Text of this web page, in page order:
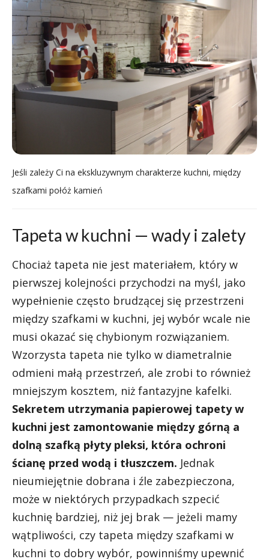
Jeśli zależy Ci na ekskluzywnym charakterze kuchni, między
szafkami połóż kamień
Tapeta w kuchni — wady i zalety
Chociaż tapeta nie jest materiałem, który w
pierwszej kolejności przychodzi na myśl, jako
wypełnienie często brudzącej się przestrzeni
między szafkami w kuchni, jej wybór wcale nie
musi okazać się chybionym rozwiązaniem.
Wzorzysta tapeta nie tylko w diametralnie
odmieni małą przestrzeń, ale zrobi to również
mniejszym kosztem, niż fantazyjne kafelki.
Sekretem utrzymania papierowej tapety w
kuchni jest zamontowanie między górną a
dolną szafką płyty pleksi, która ochroni
ścianę przed wodą i tłuszczem. Jednak
nieumiejętnie dobrana i źle zabezpieczona,
może w niektórych przypadkach szpecić
kuchnię bardziej, niż jej brak — jeżeli mamy
wątpliwości, czy tapeta między szafkami w
kuchni to dobry wybór, powinniśmy upewnić